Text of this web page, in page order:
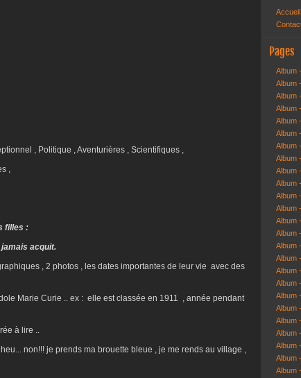
, Politique , Aventurières , Scientifiques ,
,
filles :
acquit.
, 2 photos , les dates importantes de leur vie avec des
Marie Curie .. ex : elle est classée en 1911 , année pendant
à lire ..
non!!! je prends ma brouette bleue , je me rends au village ,
Accueil
Pages
Album
Album
Album
Album
Album
Album
Album
Album
Album
Album
Album
Album
Album
Album
Album
Album
Album
Album
Album
Album
Album
Album
Album
Album
Album